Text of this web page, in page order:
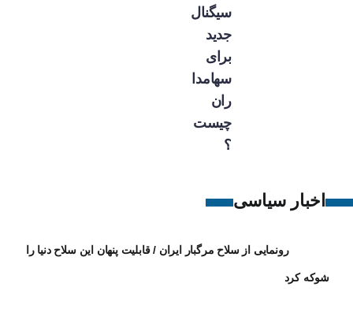
سیگنال
جدید
برای
سهامدا
ران
چیست
؟
اخبار سیاسی
رونمایی از سلاح مرگبار ایران / قابلیت پنهان این سلاح دنیا را
شوکه کرد